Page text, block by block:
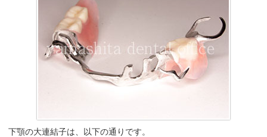
下顎の大連結子は、以下の通りです。